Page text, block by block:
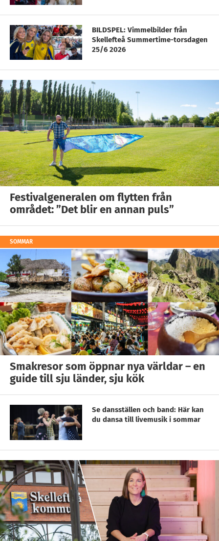
BILDSPEL: Vimmelbilder från
Skellefteå Summertime-torsdagen
25/6 2026
Festivalgeneralen om flytten från
området: ”Det blir en annan puls”
SOMMAR
Smakresor som öppnar nya världar – en
guide till sju länder, sju kök
Se dansställen och band: Här kan
du dansa till livemusik i sommar